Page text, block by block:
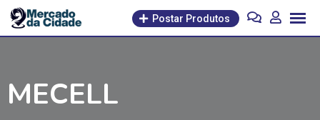
Pular
para
Postar Produtos
MECELL